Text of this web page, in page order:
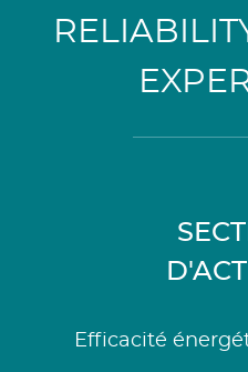
Efficacité